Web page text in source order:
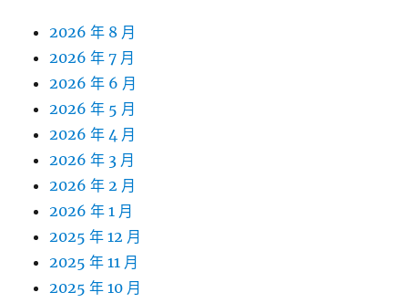
2026 年 8 月
2026 年 7 月
2026 年 6 月
2026 年 5 月
2026 年 4 月
2026 年 3 月
2026 年 2 月
2026 年 1 月
2025 年 12 月
2025 年 11 月
2025 年 10 月